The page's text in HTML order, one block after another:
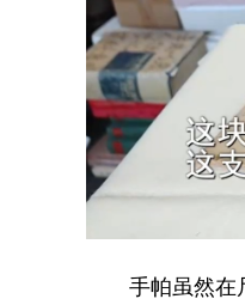
手帕虽然在尺